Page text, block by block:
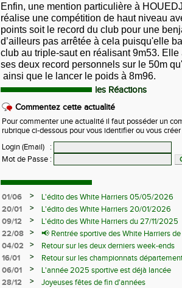
Enfin, une mention particulière à
réalise une compétition de haut niveau
points soit le record du club pour une
d’ailleurs pas arrêtée à cela puisqu'elle
club au triple-saut en réalisant 9m53.
ses deux record personnels sur le 50m
ainsi que le lancer le poids à 8m96.
les Réactions
Commentez cette actualité
Pour commenter une actualité il faut posséder un
rubrique ci-dessous pour vous identifier ou vous
Login (Email)
:
Mot de Passe :
01/06 >
L'édito des White Harriers 05/05/2026
20/01
>
L'édito des White Harriers 20/01/2026
09/12
>
L'édito des White Harriers du 27/11/2025
22/08
>
📢 Rentrée sportive des White Harriers
04/02
>
Retour sur les deux derniers week-ends
16/01
>
Retour sur les championnats
06/01
>
L'année 2025 sportive est déjà lancée
28/12
>
Joyeuses fêtes de fin d'années